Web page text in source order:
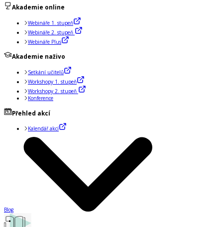
Akademie online
Webináře 1. stupeň
Webináře 2. stupeň
Webináře Plus
Akademie naživo
Setkání učitelů
Workshopy 1. stupeň
Workshopy 2. stupeň
Konference
Přehled akcí
Kalendář akcí
Blog